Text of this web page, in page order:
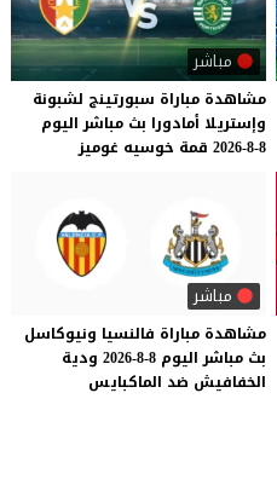
مباشر
مشاهدة مباراة سبورتينج لشبونة
وإستريلا أمادورا بث مباشر اليوم
8-8-2026
قمة خوسيه غوميز
مباشر
مشاهدة مباراة فالنسيا ونيوكاسل
بث مباشر اليوم 8-8-2026
ودية
الخفافيش ضد الماكبايس